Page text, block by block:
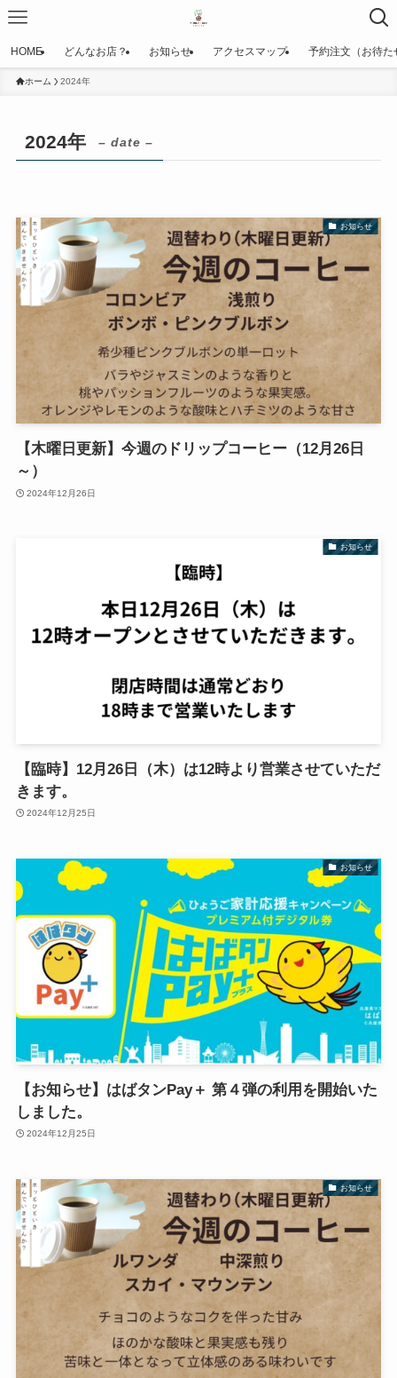
HOME どんなお店？ お知らせ アクセスマップ 予約注文（お待た
ホーム 2024年
2024年 – date –
お知らせ
【木曜日更新】今週のドリップコーヒー（12月26日
～）
2024年12月26日
お知らせ
【臨時】12月26日（木）は12時より営業させていただ
きます。
2024年12月25日
お知らせ
【お知らせ】はばタンPay＋ 第４弾の利用を開始いた
しました。
2024年12月25日
お知らせ